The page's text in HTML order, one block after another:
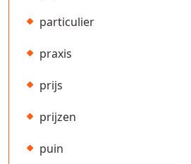
particulier
praxis
prijs
prijzen
puin